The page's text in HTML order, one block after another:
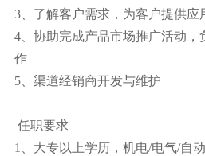
3、了解客户需求，为客户提供应
4、协助完成产品市场推广活动，
作
5、渠道经销商开发与维护
任职要求
1、大专以上学历，机电/电气/自